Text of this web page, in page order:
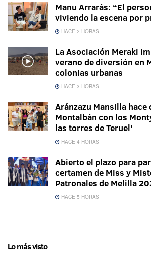
Manu Arrarás: “El
viviendo la escena por
HACE 2 HORAS
La Asociación Meraki
verano de diversión en
colonias urbanas
HACE 3 HORAS
Aránzazu Mansilla hace
Montalbán con los
las torres de Teruel'
HACE 4 HORAS
Abierto el plazo para
certamen de Miss y
Patronales de Melilla
HACE 5 HORAS
Lo más visto